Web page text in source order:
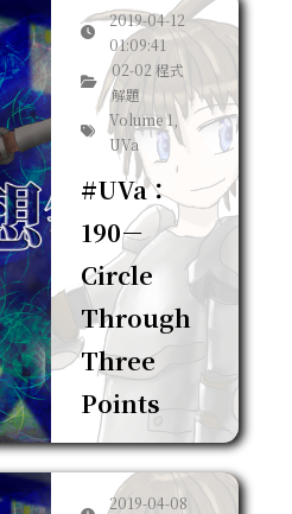
2019-04-12
01:09:41
02-02 程式
解題
Volume 1,
UVa
#UVa：
190－
Circle
Through
Three
Points
2019-04-08